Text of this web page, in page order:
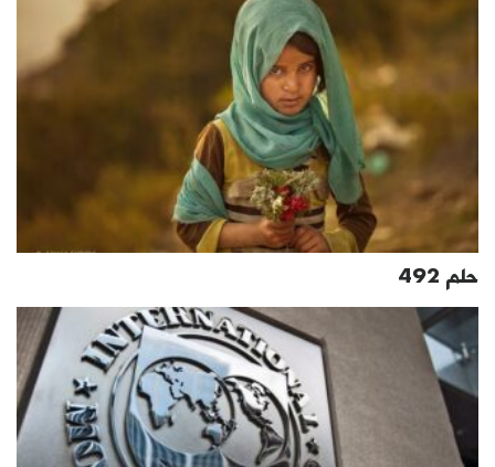
حلم 492